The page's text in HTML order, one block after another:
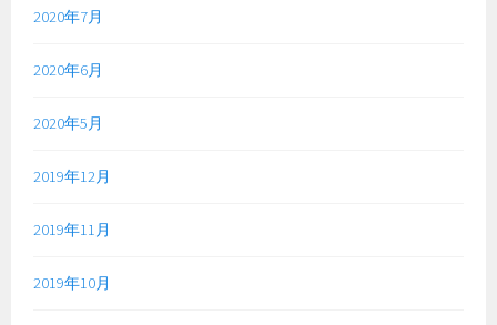
2020年7月
2020年6月
2020年5月
2019年12月
2019年11月
2019年10月